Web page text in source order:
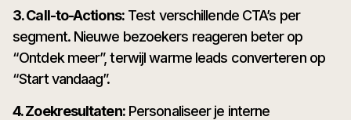
3. Call-to-Actions:Test verschillende CTA’s per
segment. Nieuwe bezoekers reageren beter op
“Ontdek meer”, terwijl warme leads converteren op
“Start vandaag”.
4. Zoekresultaten:Personaliseer je interne